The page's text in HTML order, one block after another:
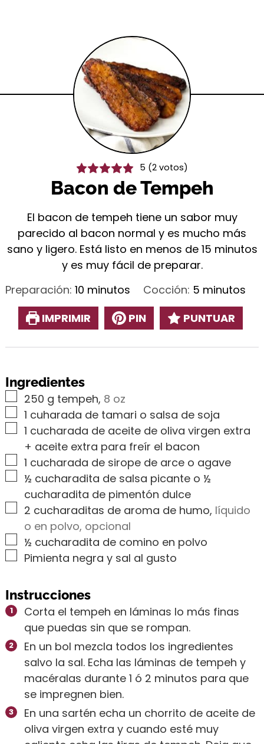
5 (2 votos)
Bacon de Tempeh
El bacon de tempeh tiene un sabor muy
parecido al bacon normal y es mucho más
sano y ligero. Está listo en menos de 15 minutos
y es muy fácil de preparar.
Preparación:10 minutos
minutos Cocción: 5 minutos
minutos
IMPRIMIR
PIN PUNTUAR
Ingredientes
▢
250 g tempeh, 8 oz
▢1 cuharada de tamari o salsa de soja
▢1 cucharada de aceite de oliva virgen extra
+ aceite extra para freír el bacon
▢1 cucharada de sirope de arce o agave
▢
½ cucharadita de salsa picante o ½
cucharadita de pimentón dulce
▢
2 cucharaditas de aroma de humo, líquido
o en polvo, opcional
▢
½ cucharadita de comino en polvo
▢
Pimienta negra y sal al gusto
Instrucciones
Corta el tempeh en láminas lo más finas
que puedas sin que se rompan.
En un bol mezcla todos los ingredientes
salvo la sal. Echa las láminas de tempeh y
macéralas durante 1 ó 2 minutos para que
se impregnen bien.
En una sartén echa un chorrito de aceite de
oliva virgen extra y cuando esté muy